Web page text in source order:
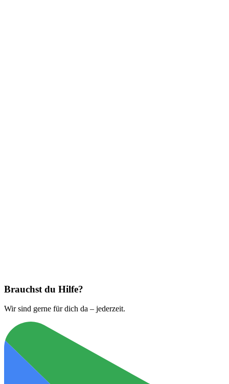
Brauchst du Hilfe?
Wir sind gerne für dich da – jederzeit.